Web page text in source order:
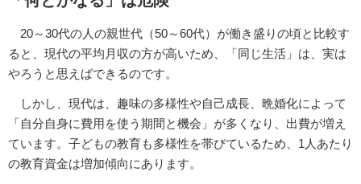
20～30代の人の親世代（50～60代）が働き盛りの頃と比較す
ると、現代の平均月収の方が高いため、「同じ生活」は、実は
やろうと思えばできるのです。
しかし、現代は、趣味の多様性や自己成長、晩婚化によって
「自分自身に費用を使う期間と機会」が多くなり、出費が増え
ています。子どもの教育も多様性を帯びているため、1人あたり
の教育資金は増加傾向にあります。